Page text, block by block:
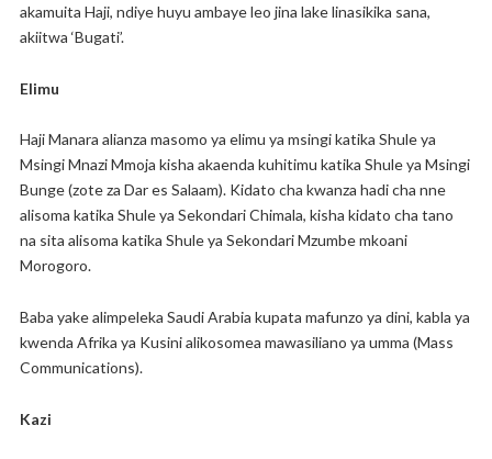
akamuita Haji, ndiye huyu ambaye leo jina lake linasikika sana,
akiitwa ‘Bugati’.
Elimu
Haji Manara alianza masomo ya elimu ya msingi katika Shule ya
Msingi Mnazi Mmoja kisha akaenda kuhitimu katika Shule ya Msingi
Bunge (zote za Dar es Salaam). Kidato cha kwanza hadi cha nne
alisoma katika Shule ya Sekondari Chimala, kisha kidato cha tano
na sita alisoma katika Shule ya Sekondari Mzumbe mkoani
Morogoro.
Baba yake alimpeleka Saudi Arabia kupata mafunzo ya dini, kabla ya
kwenda Afrika ya Kusini alikosomea mawasiliano ya umma (Mass
Communications).
Kazi